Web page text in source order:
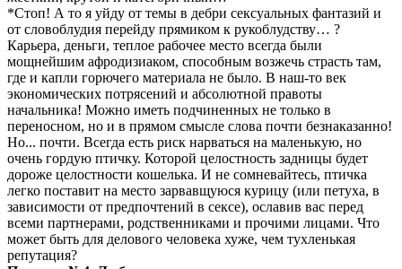
*Стоп! А то я уйду от темы в дебри сексуальных фантазий и
от словоблудия перейду прямиком к рукоблудству… ?
Карьера, деньги, теплое рабочее место всегда были
мощнейшим афродизиаком, способным возжечь страсть там,
где и капли горючего материала не было. В наш-то век
экономических потрясений и абсолютной правоты
начальника! Можно иметь подчиненных не только в
переносном, но и в прямом смысле слова почти безнаказанно!
Но... почти. Всегда есть риск нарваться на маленькую, но
очень гордую птичку. Которой целостность задницы будет
дороже целостности кошелька. И не сомневайтесь, птичка
легко поставит на место зарвавщуюся курицу (или петуха, в
зависимости от предпочтений в сексе), ославив вас перед
всеми партнерами, родственниками и прочими лицами. Что
может быть для делового человека хуже, чем тухленькая
репутация?